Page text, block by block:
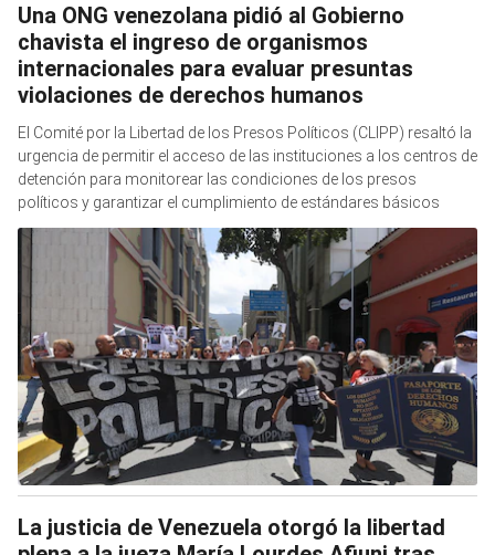
Una ONG venezolana pidió al Gobierno
chavista el ingreso de organismos
internacionales para evaluar presuntas
violaciones de derechos humanos
El Comité por la Libertad de los Presos Políticos (CLIPP) resaltó la
urgencia de permitir el acceso de las instituciones a los centros de
detención para monitorear las condiciones de los presos
políticos y garantizar el cumplimiento de estándares básicos
La justicia de Venezuela otorgó la libertad